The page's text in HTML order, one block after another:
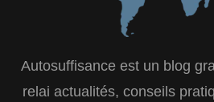
Autosuffisance est un blog
relai actualités, conseils